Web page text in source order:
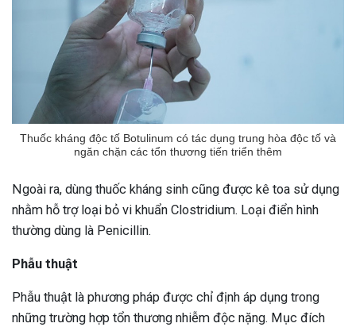
Thuốc kháng độc tố Botulinum có tác dụng trung hòa độc tố và
ngăn chặn các tổn thương tiến triển thêm
Ngoài ra, dùng thuốc kháng sinh cũng được kê toa sử dụng
nhằm hỗ trợ loại bỏ vi khuẩn Clostridium. Loại điển hình
thường dùng là Penicillin.
Phẫu thuật
Phẫu thuật là phương pháp được chỉ định áp dụng trong
những trường hợp tổn thương nhiễm độc nặng. Mục đích